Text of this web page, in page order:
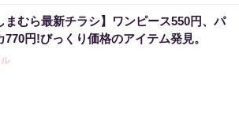
くじ当てたい方限定】もう外れるの、終
にしませんか
合同会社デジタルファーム ）
まむら最新チラシ】ワンピース550円、パ
770円!びっくり価格のアイテム発見。